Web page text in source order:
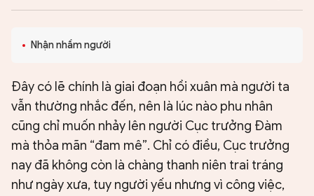
TRUYỆN
DIỄN ĐÀN
Nhận nhầm người
Đây có lẽ chính là giai đoạn hồi xuân mà người ta
vẫn thường nhắc đến, nên là lúc nào phu nhân
cũng chỉ muốn nhảy lên người Cục trưởng Đàm
mà thỏa mãn “đam mê”. Chỉ có điều, Cục trưởng
nay đã không còn là chàng thanh niên trai tráng
như ngày xưa, tuy người yếu nhưng vì công việc,